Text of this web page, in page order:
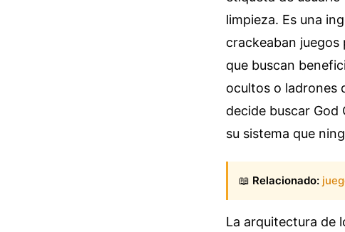
limpieza. Es una
crackeaban
que buscan
ocultos o ladrones
decide buscar
su sistema que
📖 Relacionado:
La arquitectura de